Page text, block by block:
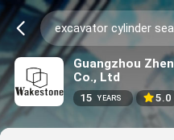
Guangzhou
Co., Ltd
15 YEARS 5.0